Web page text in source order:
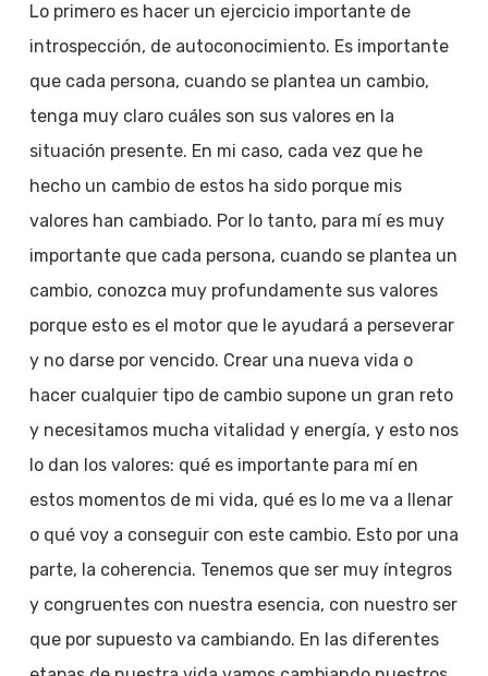
Lo primero es hacer un ejercicio importante de
introspección, de autoconocimiento. Es importante
que cada persona, cuando se plantea un cambio,
tenga muy claro cuáles son sus valores en la
situación presente. En mi caso, cada vez que he
hecho un cambio de estos ha sido porque mis
valores han cambiado. Por lo tanto, para mí es muy
importante que cada persona, cuando se plantea un
cambio, conozca muy profundamente sus valores
porque esto es el motor que le ayudará a perseverar
y no darse por vencido. Crear una nueva vida o
hacer cualquier tipo de cambio supone un gran reto
y necesitamos mucha vitalidad y energía, y esto nos
lo dan los valores: qué es importante para mí en
estos momentos de mi vida, qué es lo me va a llenar
o qué voy a conseguir con este cambio. Esto por una
parte, la coherencia. Tenemos que ser muy íntegros
y congruentes con nuestra esencia, con nuestro ser
que por supuesto va cambiando. En las diferentes